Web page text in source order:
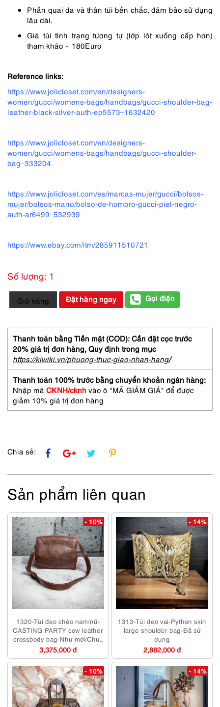
Phần quai da và thân túi bền chắc, đảm bảo sử dụng
lâu dài.
Giá túi tình trạng tương tự (lớp lót xuống cấp hơn)
tham khảo ~ 180Euro
Reference links:
https://www.jolicloset.com/en/designers-
women/gucci/womens-bags/handbags/gucci-shoulder-bag-
leather-black-silver-auth-ep5573–1632420
https://www.jolicloset.com/en/designers-
women/gucci/womens-bags/handbags/gucci-shoulder-
bag–333204
https://www.jolicloset.com/es/marcas-mujer/gucci/bolsos-
mujer/bolsos-mano/bolso-de-hombro-gucci-piel-negro-
auth-ar6499–532939
https://www.ebay.com/itm/285911510721
Số lượng: 1
6530-
Túi
vai-
GUCCI
Tom
Ford
Lacquered
hobo
bag-
Đã
sử
Giỏ hàng Đặt hàng ngay Gọi điện
Thanh toán bằng Tiền mặt (COD): Cần đặt cọc trước
20% giá trị đơn hàng, Quy định trong mục
https://kiwiki.vn/phuong-thuc-giao-nhan-hang/
Thanh toán 100% trước bằng chuyển khoản ngân hàng:
Nhập mã CKNH/cknh vào ô "MÃ GIẢM GIÁ" để được
giảm 10% giá trị đơn hàng
Chia sẻ:
Sản phẩm liên quan
- 10%
1320-Túi đeo chéo nam/nữ-
CASTING PARTY cow leather
crossbody bag-Như mới/Chưa
sử dụng
3,375,000 đ
- 14%
1313-Túi đeo vai-Python skin
large shoulder bag-Đã sử
dụng
2,882,000 đ
- 10% - 14%